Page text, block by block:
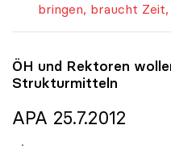
bringen, braucht
ÖH und Rektoren
Strukturmitteln
APA 25.7.2012